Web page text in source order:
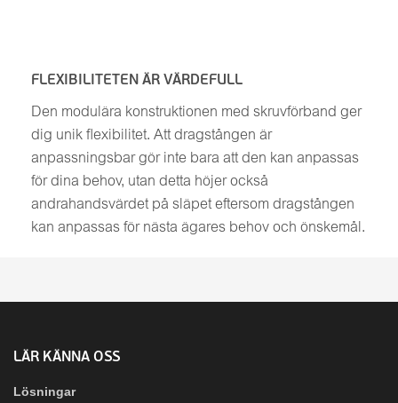
FLEXIBILITETEN ÄR VÄRDEFULL
Den modulära konstruktionen med skruvförband ger
dig unik flexibilitet. Att dragstången är
anpassningsbar gör inte bara att den kan anpassas
för dina behov, utan detta höjer också
andrahandsvärdet på släpet eftersom dragstången
kan anpassas för nästa ägares behov och önskemål.
LÄR KÄNNA OSS
Lösningar